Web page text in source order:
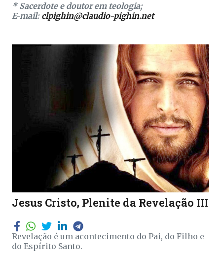
* Sacerdote e doutor em teologia;
E-mail: clpighin@claudio-pighin.net
Jesus Cristo, Plenite da Revelação III
Revelação é um acontecimento do Pai, do Filho e
do Espírito Santo.